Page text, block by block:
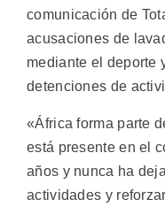
comunicación de
acusaciones de
mediante el deporte
detenciones de
«África forma parte
está presente en el
años y nunca ha
actividades y